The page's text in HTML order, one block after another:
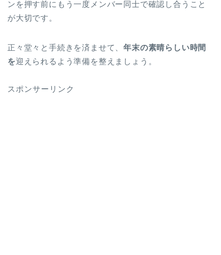
ンを押す前にもう一度メンバー同士で確認し合うこと
が大切です。
正々堂々と手続きを済ませて、年末の素晴らしい時間
を迎えられるよう準備を整えましょう。
スポンサーリンク